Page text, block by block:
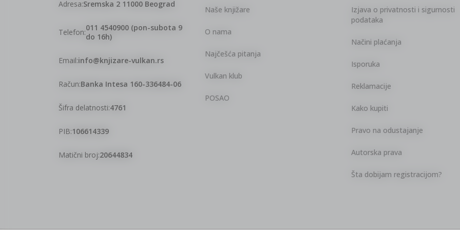
Adresa:Sremska 2 11000 Beograd
Telefon:011 4540900 (pon-subota 9
do 16h)
Email:info@knjizare-vulkan.rs
Račun:Banka Intesa 160-336484-06
Šifra delatnosti:4761
PIB:106614339
Matični broj:20644834
Naše knjižare
O nama
Najčešća pitanja
Vulkan klub
POSAO
Izjava o privatnosti i sigurnosti
podataka
Načini plaćanja
Isporuka
Reklamacije
Kako kupiti
Pravo na odustajanje
Autorska prava
Šta dobijam registracijom?